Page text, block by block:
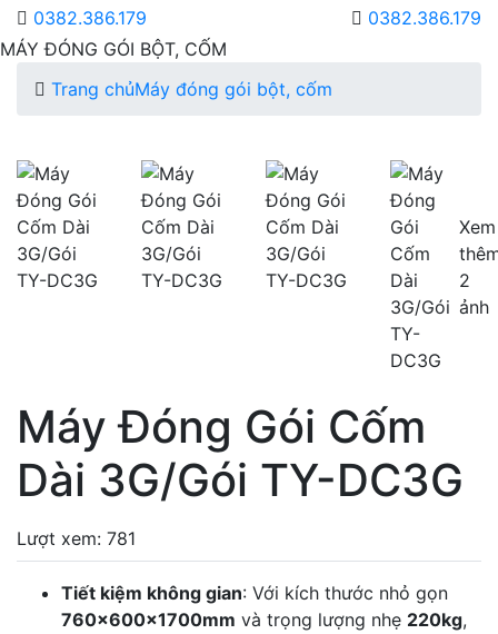
0382.386.179
0382.386.179
MÁY ĐÓNG GÓI BỘT, CỐM
Trang chủMáy đóng gói bột, cốm
Xem
2
ảnh
Máy Đóng Gói Cốm
Dài 3G/Gói TY-DC3G
Lượt xem: 781
Tiết kiệm không gian: Với kích thước nhỏ gọn
760×600×1700mm và trọng lượng nhẹ 220kg,